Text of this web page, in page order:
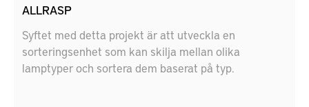
ALLRASP
Syftet med detta projekt är att utveckla en
sorteringsenhet som kan skilja mellan olika
lamptyper och sortera dem baserat på typ.